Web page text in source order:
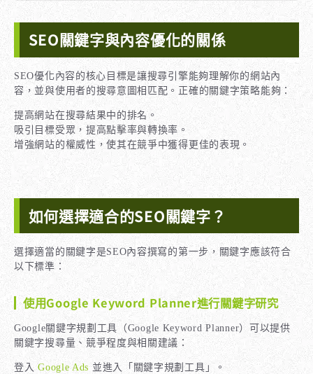
SEO關鍵字與內容優化的關係
SEO優化內容的核心目標是讓搜尋引擎能夠理解你的網站內
容，並與使用者的搜尋意圖相匹配。正確的關鍵字策略能夠：
提高網站在搜尋結果中的排名。
吸引目標受眾，提高點擊率與轉換率。
增強網站的權威性，使其在競爭中獲得更佳的表現。
如何選擇適合的SEO關鍵字？
選擇適當的關鍵字是SEO內容撰寫的第一步，關鍵字應該符合
以下標準：
使用Google Keyword Planner進行關鍵字研究
Google關鍵字規劃工具（Google Keyword Planner）可以提供
關鍵字搜尋量、競爭程度與相關建議：
登入Google Ads 並進入「關鍵字規劃工具」。